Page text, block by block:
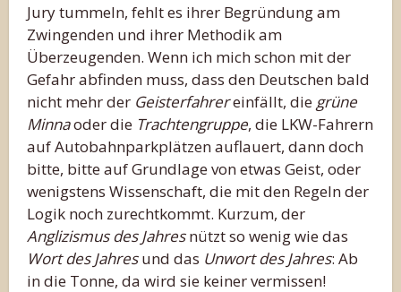
Jury tummeln, fehlt es ihrer Begründung am
Zwingenden und ihrer Methodik am
Überzeugenden. Wenn ich mich schon mit der
Gefahr abfinden muss, dass den Deutschen bald
nicht mehr der Geisterfahrereinfällt, die grüne
Minnaoder die Trachtengruppe, die LKW-Fahrern
auf Autobahnparkplätzen auflauert, dann doch
bitte, bitte auf Grundlage von etwas Geist, oder
wenigstens Wissenschaft, die mit den Regeln der
Logik noch zurechtkommt. Kurzum, der
Anglizismus des Jahresnützt so wenig wie das
Wort des Jahresund das Unwort des Jahres: Ab
in die Tonne, da wird sie keiner vermissen!